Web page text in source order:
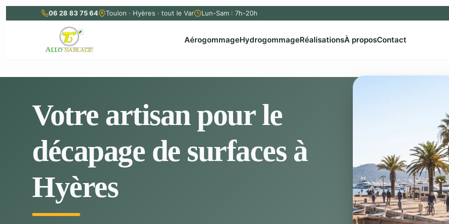
contenu
06 28 83 75 64 Toulon · Hyères · tout le Var Lun-Sam : 7h-20h
AérogommageHydrogommageRéalisationsÀ proposContact
Votre artisan pour le
décapage de surfaces à
Hyères